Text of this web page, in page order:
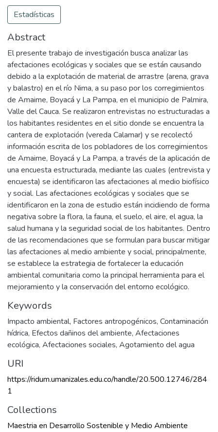
Estadísticas
Abstract
El presente trabajo de investigación busca analizar las
afectaciones ecológicas y sociales que se están causando
debido a la explotación de material de arrastre (arena, grava
y balastro) en el río Nima, a su paso por los corregimientos
de Amaime, Boyacá y La Pampa, en el municipio de Palmira,
Valle del Cauca. Se realizaron entrevistas no estructuradas a
los habitantes residentes en el sitio donde se encuentra la
cantera de explotación (vereda Calamar) y se recolectó
información escrita de los pobladores de los corregimientos
de Amaime, Boyacá y La Pampa, a través de la aplicación de
una encuesta estructurada, mediante las cuales (entrevista y
encuesta) se identificaron las afectaciones al medio biofísico
y social. Las afectaciones ecológicas y sociales que se
identificaron en la zona de estudio están incidiendo de forma
negativa sobre la flora, la fauna, el suelo, el aire, el agua, la
salud humana y la seguridad social de los habitantes. Dentro
de las recomendaciones que se formulan para buscar mitigar
las afectaciones al medio ambiente y social, principalmente,
se establece la estrategia de fortalecer la educación
ambiental comunitaria como la principal herramienta para el
mejoramiento y la conservación del entorno ecológico.
Keywords
Impacto ambiental, Factores antropogénicos, Contaminación
hídrica, Efectos dañinos del ambiente, Afectaciones
ecológica, Afectaciones sociales, Agotamiento del agua
URI
https://ridum.umanizales.edu.co/handle/20.500.12746/284
1
Collections
Maestria en Desarrollo Sostenible y Medio Ambiente